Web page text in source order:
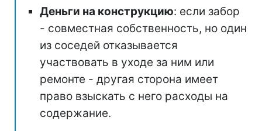
Деньги на конструкцию: если забор
- совместная собственность, но один
из соседей отказывается
участвовать в уходе за ним или
ремонте - другая сторона имеет
право взыскать с него расходы на
содержание.